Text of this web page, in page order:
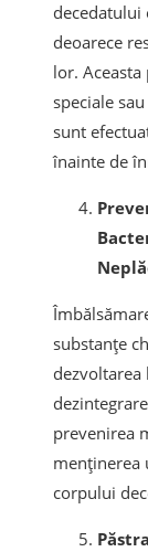
decedatului
deoarece
lor.
speciale
sunt
înainte de
substanțe
prevenirea
menținerea
corpului